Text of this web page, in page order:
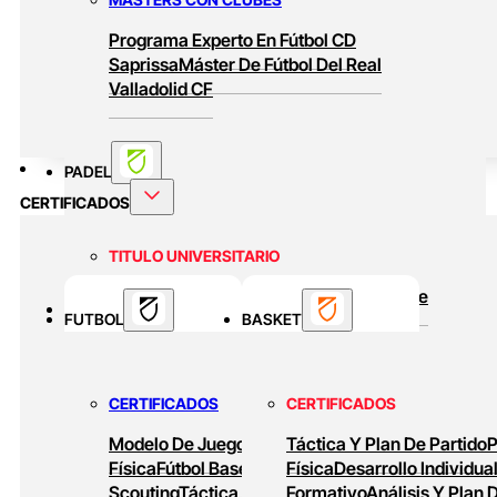
PADEL
TITULO UNIVERSITARIO
Curso Universitario Técnico En Padel De
Alto Rendimiento
Programa Experto En Fútbol CD
SaprissaMáster De Fútbol Del Real
Valladolid CF
BASKET
MASTERS ONLINE
Baloncesto Formativo
Preparación Física
En BaloncestoBaloncesto De Alto
Rendimiento
CERTIFICADOS
FUTBOL
CERTIFICADOS
Modelo De Juego
Preparación
FísicaFútbol Base
Análisis Y
ScoutingTáctica OfensivaDiseño De
BASKET
CERTIFICADOS
Táctica Y Plan De Partido
FísicaDesarrollo Individual
FormativoAnálisis Y Plan